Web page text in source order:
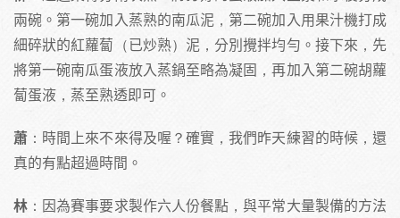
兩碗。第一碗加入蒸熟的南瓜泥，第二碗加入用果汁機打成
細碎狀的紅蘿蔔（已炒熟）泥，分別攪拌均勻。接下來，先
將第一碗南瓜蛋液放入蒸鍋至略為凝固，再加入第二碗胡蘿
蔔蛋液，蒸至熟透即可。
蕭 ：時間上來不來得及喔？確實，我們昨天練習的時候，還
真的有點超過時間。
林 ：因為賽事要求製作六人份餐點，與平常大量製備的方法